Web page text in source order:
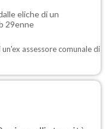
eliche di un
29enne
assessore comunale di